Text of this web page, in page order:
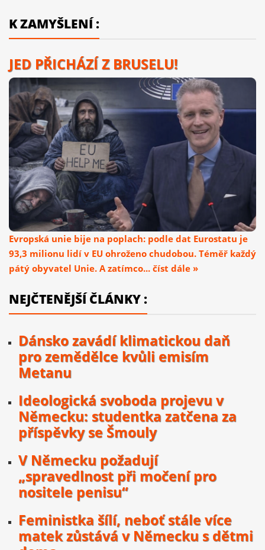
K ZAMYŠLENÍ :
JED PŘICHÁZÍ Z BRUSELU!
Evropská unie bije na poplach: podle dat Eurostatu je
93,3 milionu lidí v EU ohroženo chudobou. Téměř každý
pátý obyvatel Unie. A zatímco... číst dále »
NEJČTENĚJŠÍ ČLÁNKY :
Dánsko zavádí klimatickou daň
pro zemědělce kvůli emisím
Metanu
Ideologická svoboda projevu v
Německu: studentka zatčena za
příspěvky se Šmouly
V Německu požadují
„spravedlnost při močení pro
nositele penisu“
Feministka šílí, neboť stále více
matek zůstává v Německu s dětmi